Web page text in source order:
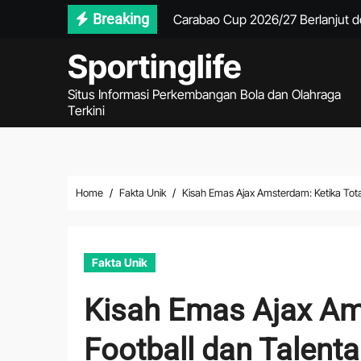
Breaking
Carabao Cup 2026/27 Berlanjut
Marcus Rashford Bersiap
Michael Carrick Padukan
PSG dan Manchester United
Sportinglife
Situs Informasi Perkembangan Bola dan Olahraga
Terkini
Home Fakta Unik Kisah Emas Ajax Amsterdam: Ketika
Fakta Unik
Kisah Emas Ajax
Football dan